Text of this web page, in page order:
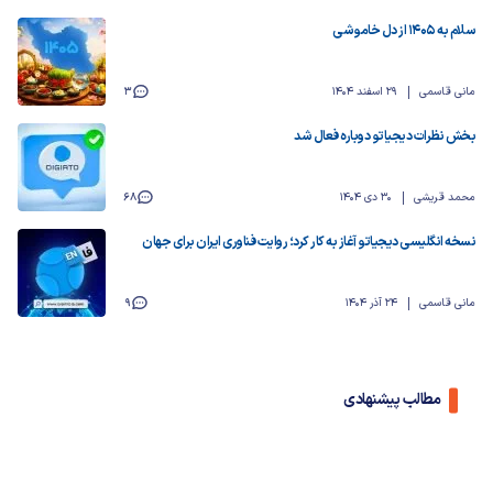
سلام به ۱۴۰۵ از دل خاموشی
مانی قاسمی 29 اسفند 1404 3
بخش نظرات دیجیاتو دوباره فعال شد
محمد قریشی 30 دی 1404 68
نسخه انگلیسی دیجیاتو آغاز به کار کرد؛ روایت فناوری ایران برای جهان
مانی قاسمی 24 آذر 1404 9
مطالب پیشنهادی